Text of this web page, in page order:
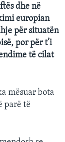
dhe në
europian
për situatën
por për t’i
të cilat
mësuar bota
parë të